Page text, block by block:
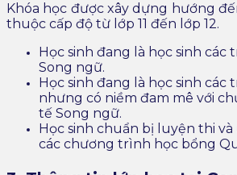
Khóa học được xây dựng hướng
thuộc cấp độ từ lớp 11 đến lớp 12.
Học sinh đang là học sinh các
Song ngữ.
Học sinh đang là học sinh các
nhưng có niềm đam mê với
tế Song ngữ.
Học sinh chuẩn bị luyện thi
các chương trình học bổng